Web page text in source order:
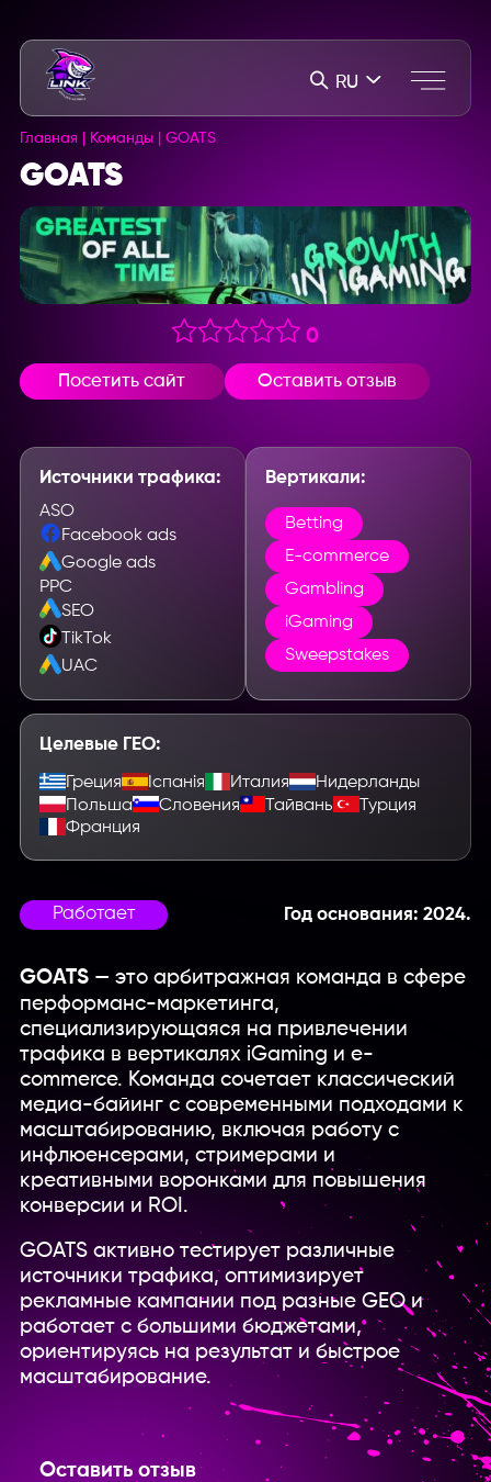
RU
Главная Команды GOATS
GOATS
0
Посетить сайт Оставить отзыв
GOATS— это арбитражная команда в сфере
перформанс-маркетинга,
специализирующаяся на привлечении
трафика в вертикалях iGaming и e-
commerce. Команда сочетает классический
медиа-байинг с современными подходами к
масштабированию, включая работу с
инфлюенсерами, стримерами и
креативными воронками для повышения
конверсии и ROI.
GOATS активно тестирует различные
источники трафика, оптимизирует
рекламные кампании под разные GEO и
работает с большими бюджетами,
ориентируясь на результат и быстрое
масштабирование.
Работает Год основания: 2024.
Оставить отзыв
Вертикали:
Betting
E-commerce
Gambling
iGaming
Sweepstakes
Источники трафика:
ASO
Facebook ads
Google ads
PPC
SEO
TikTok
UAC
Целевые ГЕО:
Греция Іспанія Италия
Нидерланды
Польша
Словения Тайвань
Турция
Франция